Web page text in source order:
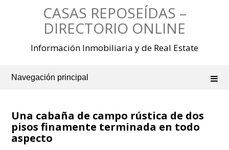
CASAS REPOSEÍDAS –
DIRECTORIO ONLINE
Información Inmobiliaria y de Real Estate
Navegación principal
Una cabaña de campo rústica de dos
pisos finamente terminada en todo
aspecto